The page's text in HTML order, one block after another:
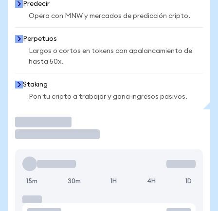
Predecir
Opera con MNW y mercados de predicción cripto.
Perpetuos
Largos o cortos en tokens con apalancamiento de
hasta 50x.
Staking
Pon tu cripto a trabajar y gana ingresos pasivos.
15m 30m 1H 4H 1D